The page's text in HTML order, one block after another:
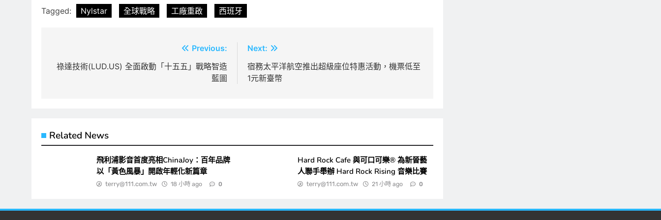
Tagged: Nylstar 全球戰略 工廠重啟 西班牙
章
Previous:
祿達技術(LUD.US) 全面啟動「十五五」戰略智造
藍圖
Next:
宿務太平洋航空推出超級座位特惠活動，機票低至
1元新臺幣
Related News
飛利浦影音首度亮相ChinaJoy：百年品牌
以「黃色風暴」開啟年輕化新篇章
terry@111.com.tw 18 小時 ago 0
Hard Rock Cafe 與可口可樂® 為新晉藝
人聯手舉辦 Hard Rock Rising 音樂比賽
terry@111.com.tw 21 小時 ago 0